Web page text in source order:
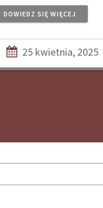
DOWIEDZ SIĘ WIĘCEJ
25 kwietnia, 2025